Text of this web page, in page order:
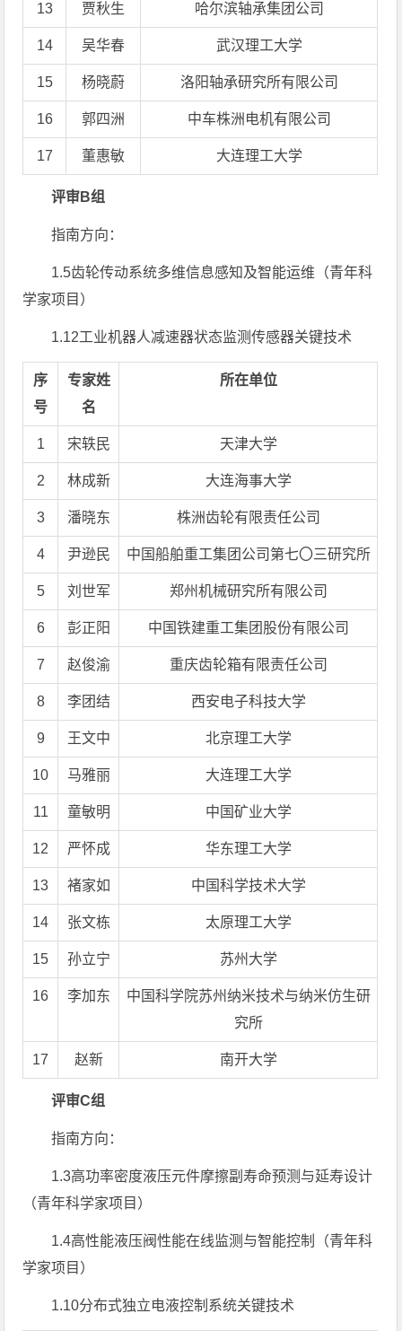
13 贾秋生 哈尔滨轴承集团公司
14 吴华春 武汉理工大学
15 杨晓蔚 洛阳轴承研究所有限公司
16 郭四洲 中车株洲电机有限公司
17 董惠敏 大连理工大学
评审B组
指南方向：
1.5齿轮传动系统多维信息感知及智能运维（青年科
学家项目）
1.12工业机器人减速器状态监测传感器关键技术
序
号
专家姓
名
所在单位
1 宋轶民 天津大学
2 林成新 大连海事大学
3 潘晓东 株洲齿轮有限责任公司
4 尹逊民 中国船舶重工集团公司第七〇三研究所
5 刘世军 郑州机械研究所有限公司
6 彭正阳 中国铁建重工集团股份有限公司
7 赵俊渝 重庆齿轮箱有限责任公司
8 李团结 西安电子科技大学
9 王文中 北京理工大学
10 马雅丽 大连理工大学
11 童敏明 中国矿业大学
12 严怀成 华东理工大学
13 褚家如 中国科学技术大学
14 张文栋 太原理工大学
15 孙立宁 苏州大学
16 李加东
中国科学院苏州纳米技术与纳米仿生研
究所
17 赵新 南开大学
评审C组
指南方向：
1.3高功率密度液压元件摩擦副寿命预测与延寿设计
（青年科学家项目）
1.4高性能液压阀性能在线监测与智能控制（青年科
学家项目）
1.10分布式独立电液控制系统关键技术